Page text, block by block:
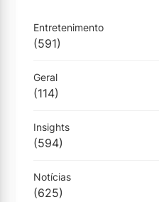
Entretenimento
(591)
Geral
(114)
Insights
(594)
Notícias
(625)